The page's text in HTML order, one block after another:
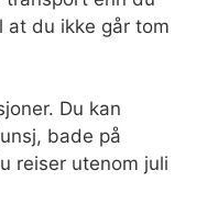
at du ikke går tom
Du kan
bade på
reiser utenom juli